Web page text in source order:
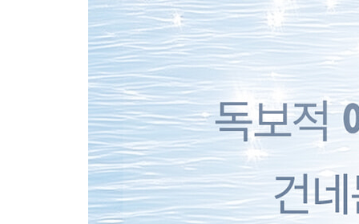
사랑하는 사람에게 편지를 써 주세요 134
미련한 마음과 미련한 마음이 만나는 것 136
우리라는 도형 139
모두 사랑이니까 그랬던 것이지 141
사랑은 없는 여유와 시간을 만들어 내는 것이다 144
애증 146
봄날이 오면 148
마음의 문제야 150
벼랑 끝에 선 관계 152
그 사람, 나를 정말 사랑했을까 153
사람과 사랑에 아파했던 당신에게 154